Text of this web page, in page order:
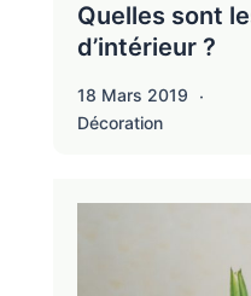
Quelles sont
d’intérieur ?
18 Mars 2019
Décoration